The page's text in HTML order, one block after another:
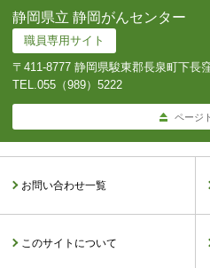
静岡県立 静岡がんセンター
職員専用サイト
〒411-8777 静岡県駿東郡長泉町下長
TEL.055（989）5222
ページ
お問い合わせ一覧
このサイトについて